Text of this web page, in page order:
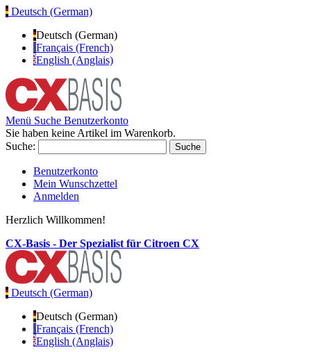
Deutsch (German)
Deutsch (German)
Français (French)
English (Anglais)
Menü Suche Benutzerkonto
Sie haben keine Artikel im Warenkorb.
Suche:
Suche
Benutzerkonto
Mein Wunschzettel
Anmelden
Herzlich Willkommen!
CX-Basis - Der Spezialist für Citroen CX
Deutsch (German)
Deutsch (German)
Français (French)
English (Anglais)